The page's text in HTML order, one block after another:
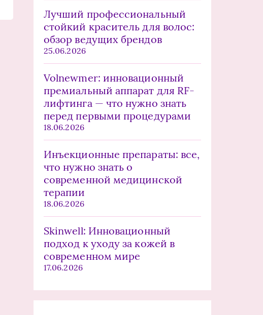
Лучший профессиональный
стойкий краситель для волос:
обзор ведущих брендов
25.06.2026
Volnewmer: инновационный
премиальный аппарат для RF-
лифтинга — что нужно знать
перед первыми процедурами
18.06.2026
Инъекционные препараты: все,
что нужно знать о
современной медицинской
терапии
18.06.2026
Skinwell: Инновационный
подход к уходу за кожей в
современном мире
17.06.2026